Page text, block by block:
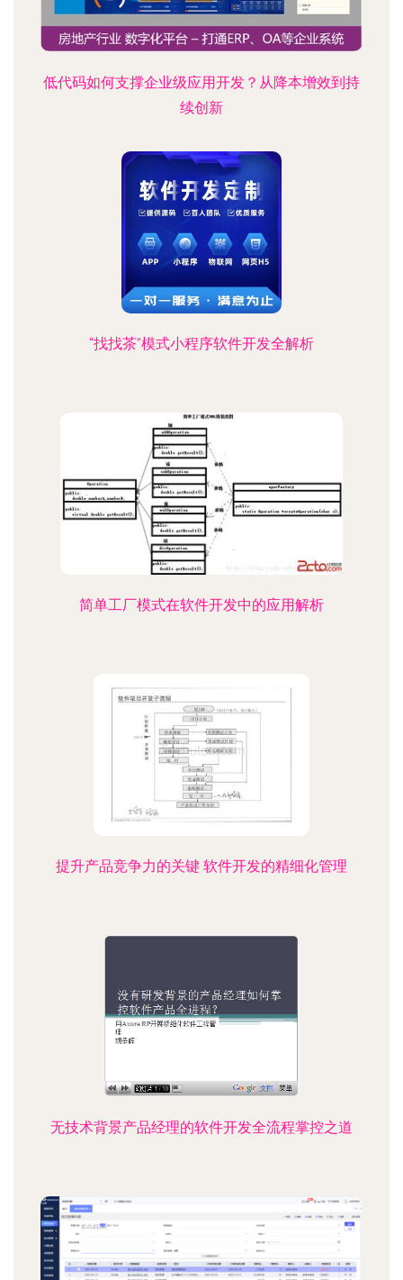
低代码如何支撑企业级应用开发？从降本增效到持
续创新
“找找茶”模式小程序软件开发全解析
简单工厂模式在软件开发中的应用解析
提升产品竞争力的关键 软件开发的精细化管理
无技术背景产品经理的软件开发全流程掌控之道